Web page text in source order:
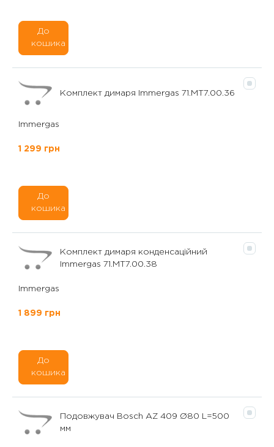
До
кошика
Комплект димаря Immergas 71.МТ7.00.36
Immergas
1 299 грн
До
кошика
Комплект димаря конденсаційний
Immergas 71.MT7.00.38
Immergas
1 899 грн
До
кошика
Подовжувач Bosch AZ 409 Ø80 L=500
мм